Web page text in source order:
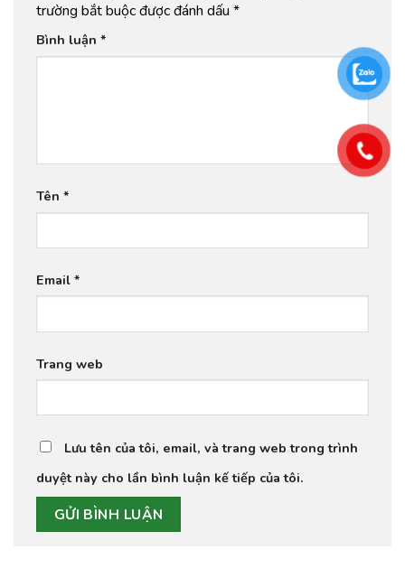
trường bắt buộc được đánh dấu *
Bình luận *
Tên *
Email *
Trang web
Lưu tên của tôi, email, và trang web trong trình
duyệt này cho lần bình luận kế tiếp của tôi.